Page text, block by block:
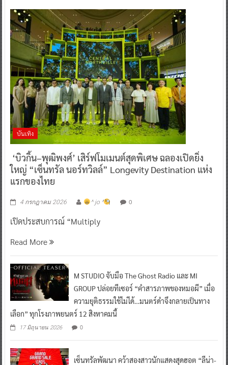
บันเทิง
‘บิวกิ้น–พุฒิพงศ์’ เสิร์ฟโมเมนต์สุดพิเศษ ฉลองเปิดยิ่ง
ใหญ่ “เซ็นทรัล นอร์ทวิลล์” Longevity Destination แห่ง
แรกของไทย
4 กรกฎาคม 2026 ^ jo ^ 0
เปิดประสบการณ์ “Multiply
Read More
M STUDIO จับมือ The Ghost Radio และ MI
GROUP ปล่อยทีเซอร์ “คำสารภาพของหมอผี” เมื่อ
ความยุติธรรมใช้ไม่ได้…มนตร์ดำจึงกลายเป็นทาง
เลือก” ทุกโรงภาพยนตร์ 12 สิงหาคมนี้
17 มิถุนายน 2026 0
เซ็นทรัลพัฒนา คว้าสองสาวนักแสดงสุดฮอต “ลีน่า-